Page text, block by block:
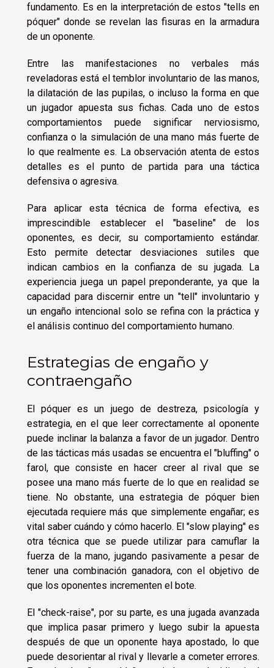
fundamento. Es en la interpretación de estos "tells en
póquer" donde se revelan las fisuras en la armadura
de un oponente.
Entre las manifestaciones no verbales más
reveladoras está el temblor involuntario de las manos,
la dilatación de las pupilas, o incluso la forma en que
un jugador apuesta sus fichas. Cada uno de estos
comportamientos puede significar nerviosismo,
confianza o la simulación de una mano más fuerte de
lo que realmente es. La observación atenta de estos
detalles es el punto de partida para una táctica
defensiva o agresiva.
Para aplicar esta técnica de forma efectiva, es
imprescindible establecer el "baseline" de los
oponentes, es decir, su comportamiento estándar.
Esto permite detectar desviaciones sutiles que
indican cambios en la confianza de su jugada. La
experiencia juega un papel preponderante, ya que la
capacidad para discernir entre un "tell" involuntario y
un engaño intencional solo se refina con la práctica y
el análisis continuo del comportamiento humano.
Estrategias de engaño y
contraengaño
El póquer es un juego de destreza, psicología y
estrategia, en el que leer correctamente al oponente
puede inclinar la balanza a favor de un jugador. Dentro
de las tácticas más usadas se encuentra el "bluffing" o
farol, que consiste en hacer creer al rival que se
posee una mano más fuerte de lo que en realidad se
tiene. No obstante, una estrategia de póquer bien
ejecutada requiere más que simplemente engañar; es
vital saber cuándo y cómo hacerlo. El "slow playing" es
otra técnica que se puede utilizar para camuflar la
fuerza de la mano, jugando pasivamente a pesar de
tener una combinación ganadora, con el objetivo de
que los oponentes incrementen el bote.
El "check-raise", por su parte, es una jugada avanzada
que implica pasar primero y luego subir la apuesta
después de que un oponente haya apostado, lo que
puede desorientar al rival y llevarle a cometer errores.